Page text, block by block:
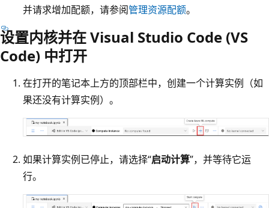
并请求增加配额，请参阅管理资源配额。
设置内核并在 Visual Studio Code (VS
Code) 中打开
在打开的笔记本上方的顶部栏中，创建一个计算实例（如
果还没有计算实例）。
如果计算实例已停止，请选择“启动计算”，并等待它运
行。